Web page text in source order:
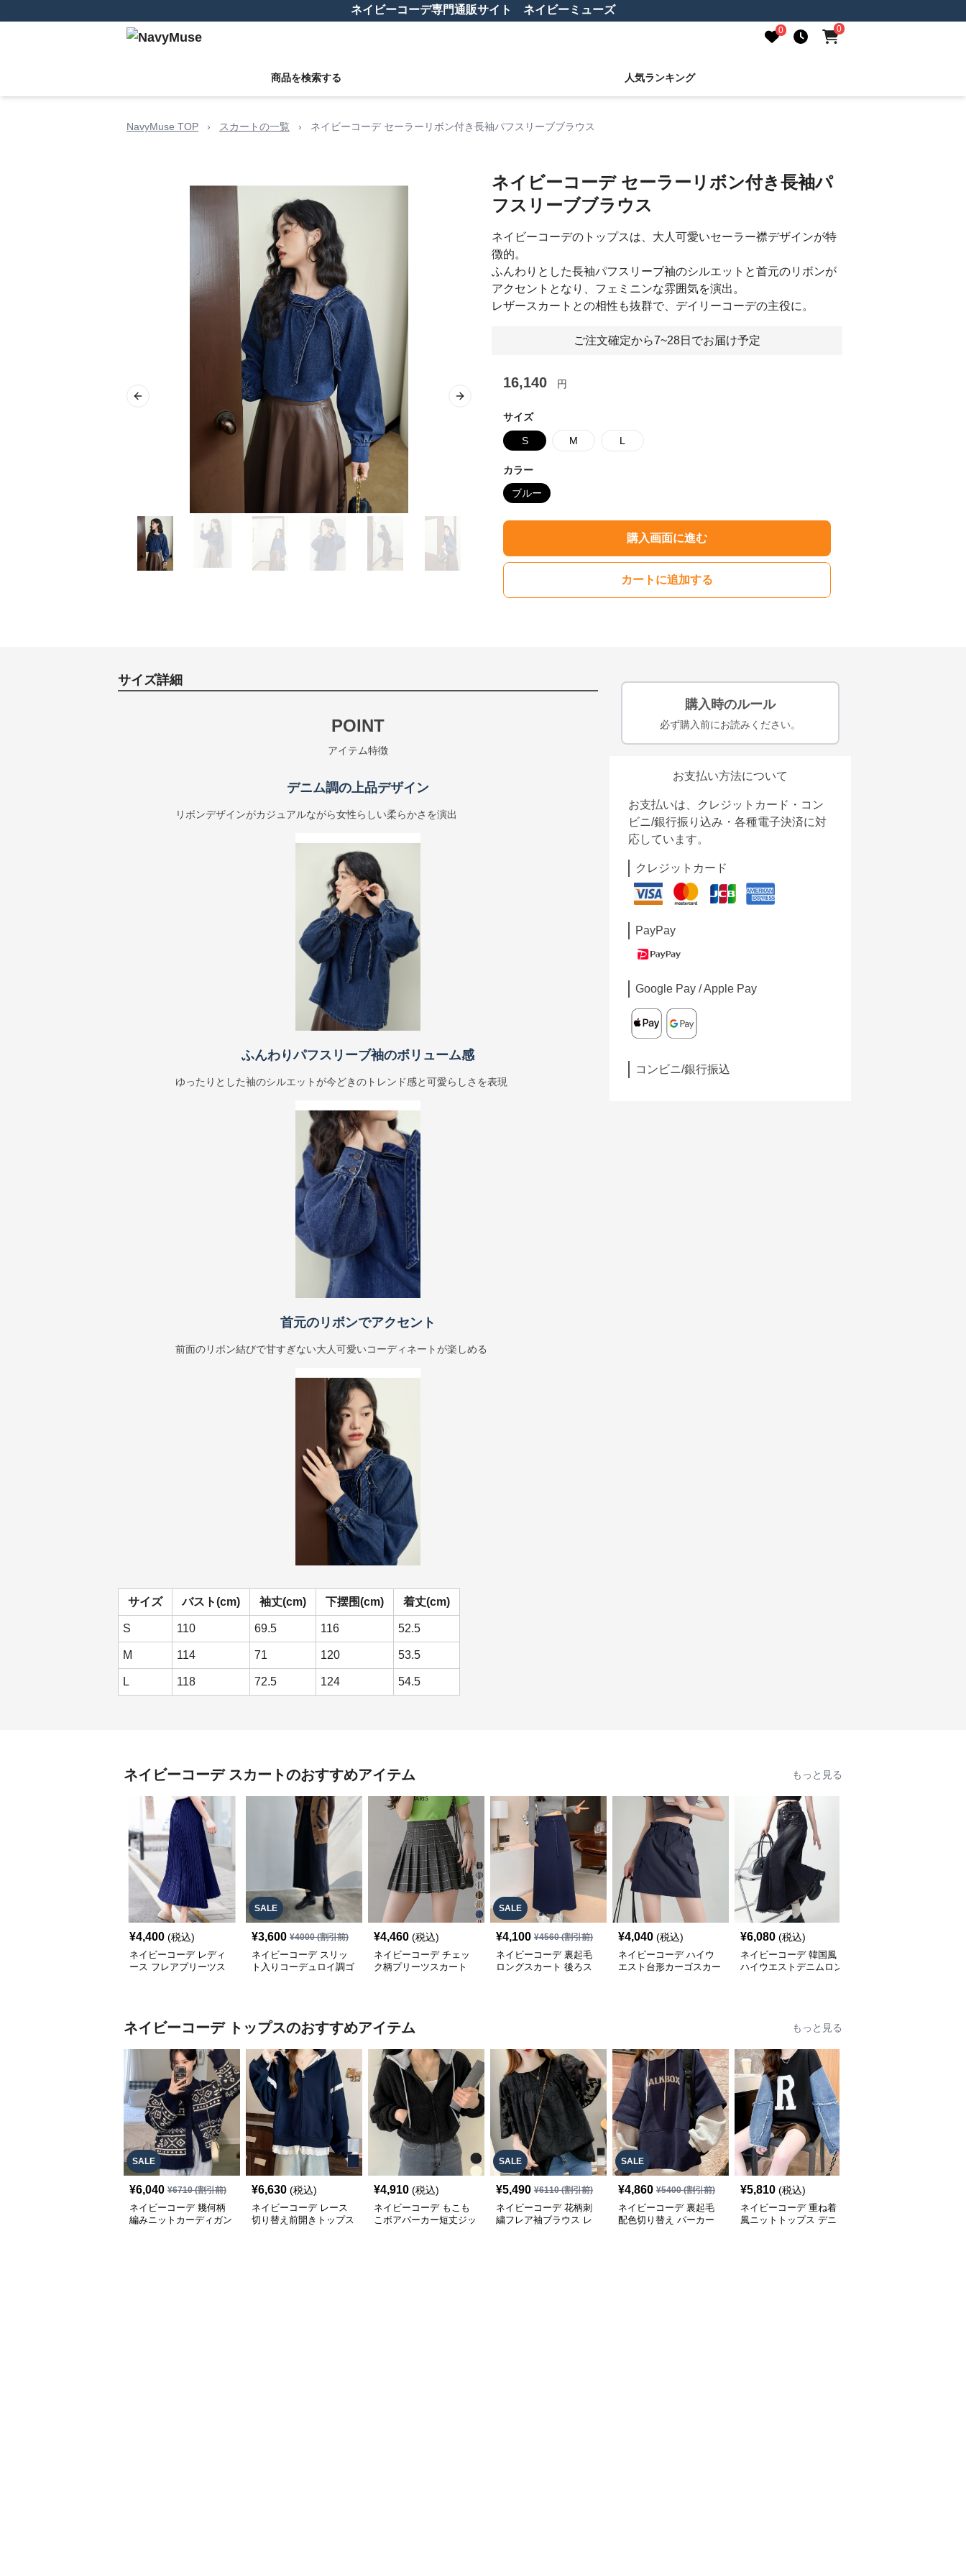
ネイビーコーデ専門通販サイト ネイビーミューズ
0 0
商品を検索する 人気ランキング
NavyMuse TOP › スカートの一覧 › ネイビーコーデ セーラーリボン付き長袖パフスリーブブラウス
Previous slide Next slide
ネイビーコーデ セーラーリボン付き長袖パ
フスリーブブラウス
ネイビーコーデのトップスは、大人可愛いセーラー襟デザインが特
徴的。
ふんわりとした長袖パフスリーブ袖のシルエットと首元のリボンが
アクセントとなり、フェミニンな雰囲気を演出。
レザースカートとの相性も抜群で、デイリーコーデの主役に。
ご注文確定から7~28日でお届け予定
16,140 円
サイズ
S M L
カラー
ブルー
購入画面に進む
カートに追加する
サイズ詳細
POINT
アイテム特徴
デニム調の上品デザイン
リボンデザインがカジュアルながら女性らしい柔らかさを演出
ふんわりパフスリーブ袖のボリューム感
ゆったりとした袖のシルエットが今どきのトレンド感と可愛らしさを表現
首元のリボンでアクセント
前面のリボン結びで甘すぎない大人可愛いコーディネートが楽しめる
サイズ バスト(cm) 袖丈(cm) 下摆围(cm) 着丈(cm)
S 110 69.5 116 52.5
M 114 71 120 53.5
L 118 72.5 124 54.5
購入時のルール
必ず購入前にお読みください。
お支払い方法について
お支払いは、クレジットカード・コン
ビニ/銀行振り込み・各種電子決済に対
応しています。
クレジットカード
PayPay
Google Pay / Apple Pay
コンビニ/銀行振込
ネイビーコーデ スカートのおすすめアイテム もっと見る
¥4,400 (税込)
ネイビーコーデ レディ
ース フレアプリーツス
SALE
¥3,600 ¥4000(割引前)
ネイビーコーデ スリッ
ト入りコーデュロイ調ゴ
¥4,460 (税込)
ネイビーコーデ チェッ
ク柄プリーツスカート
SALE
¥4,100 ¥4560(割引前)
ネイビーコーデ 裏起毛
ロングスカート 後ろス
¥4,040 (税込)
ネイビーコーデ ハイウ
エスト台形カーゴスカー
¥6,080 (税込)
ネイビーコーデ 韓国風
ハイウエストデニムロン
ネイビーコーデ トップスのおすすめアイテム もっと見る
SALE
¥6,040 ¥6710(割引前)
ネイビーコーデ 幾何柄
編みニットカーディガン
¥6,630 (税込)
ネイビーコーデ レース
切り替え前開きトップス
¥4,910 (税込)
ネイビーコーデ もこも
こボアパーカー短丈ジッ
SALE
¥5,490 ¥6110(割引前)
ネイビーコーデ 花柄刺
繍フレア袖ブラウス レ
SALE
¥4,860 ¥5400(割引前)
ネイビーコーデ 裏起毛
配色切り替え パーカー
¥5,810 (税込)
ネイビーコーデ 重ね着
風ニットトップス デニ